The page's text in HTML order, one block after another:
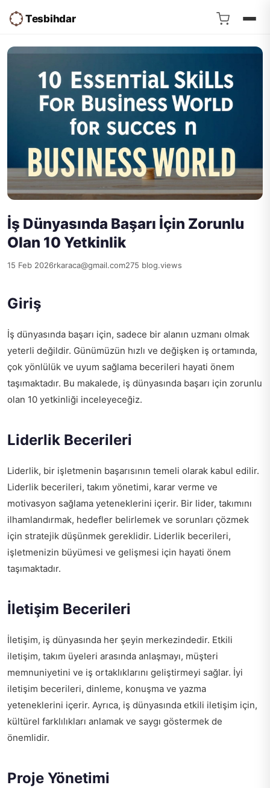
Tesbihdar
İş Dünyasında Başarı İçin Zorunlu
Olan 10 Yetkinlik
15 Feb 2026rkaraca@gmail.com275 blog.views
Giriş
İş dünyasında başarı için, sadece bir alanın uzmanı olmak
yeterli değildir. Günümüzün hızlı ve değişken iş ortamında,
çok yönlülük ve uyum sağlama becerileri hayati önem
taşımaktadır. Bu makalede, iş dünyasında başarı için zorunlu
olan 10 yetkinliği inceleyeceğiz.
Liderlik Becerileri
Liderlik, bir işletmenin başarısının temeli olarak kabul edilir.
Liderlik becerileri, takım yönetimi, karar verme ve
motivasyon sağlama yeteneklerini içerir. Bir lider, takımını
ilhamlandırmak, hedefler belirlemek ve sorunları çözmek
için stratejik düşünmek gereklidir. Liderlik becerileri,
işletmenizin büyümesi ve gelişmesi için hayati önem
taşımaktadır.
İletişim Becerileri
İletişim, iş dünyasında her şeyin merkezindedir. Etkili
iletişim, takım üyeleri arasında anlaşmayı, müşteri
memnuniyetini ve iş ortaklıklarını geliştirmeyi sağlar. İyi
iletişim becerileri, dinleme, konuşma ve yazma
yeteneklerini içerir. Ayrıca, iş dünyasında etkili iletişim için,
kültürel farklılıkları anlamak ve saygı göstermek de
önemlidir.
Proje Yönetimi